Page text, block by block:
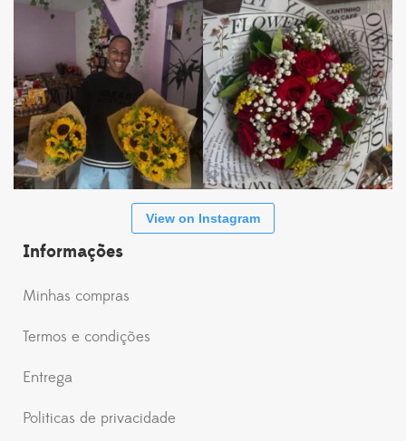
View on Instagram
Informações
Minhas compras
Termos e condições
Entrega
Politicas de privacidade